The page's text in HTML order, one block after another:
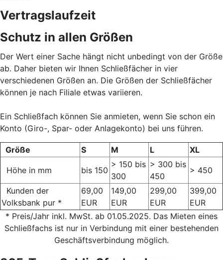
Vertragslaufzeit
Schutz in allen Größen
Der Wert einer Sache hängt nicht unbedingt von der Größe
ab. Daher bieten wir Ihnen Schließfächer in vier
verschiedenen Größen an. Die Größen der Schließfächer
können je nach Filiale etwas variieren.
Ein Schließfach können Sie anmieten, wenn Sie schon ein
Konto (Giro-, Spar- oder Anlagekonto) bei uns führen.
Größe S M L XL
Höhe in mm bis 150
> 150 bis
300
> 300 bis
450
> 450
Kunden der
Volksbank pur *
69,00
EUR
149,00
EUR
299,00
EUR
399,00
EUR
* Preis/Jahr inkl. MwSt. ab 01.05.2025. Das Mieten eines
Schließfachs ist nur in Verbindung mit einer bestehenden
Geschäftsverbindung möglich.